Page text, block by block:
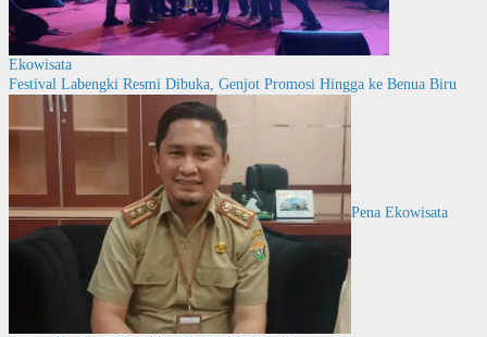
Ekowisata
Festival Labengki Resmi Dibuka, Genjot Promosi Hingga ke Benua Biru
Pena Ekowisata